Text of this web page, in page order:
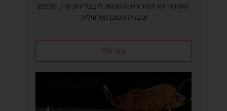
הארוחה היא תמיד הייתה מגישה לי בצל ירוק טרי , מלפפון
עגבניה וכמובן פטרוזיליה
עוד עלי